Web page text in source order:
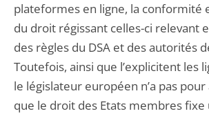
plateformes en ligne, la conformité
du droit régissant celles-ci relevant
des règles du DSA et des autorités
Toutefois, ainsi que l’explicitent les
le législateur européen n’a pas
que le droit des Etats membres fixe